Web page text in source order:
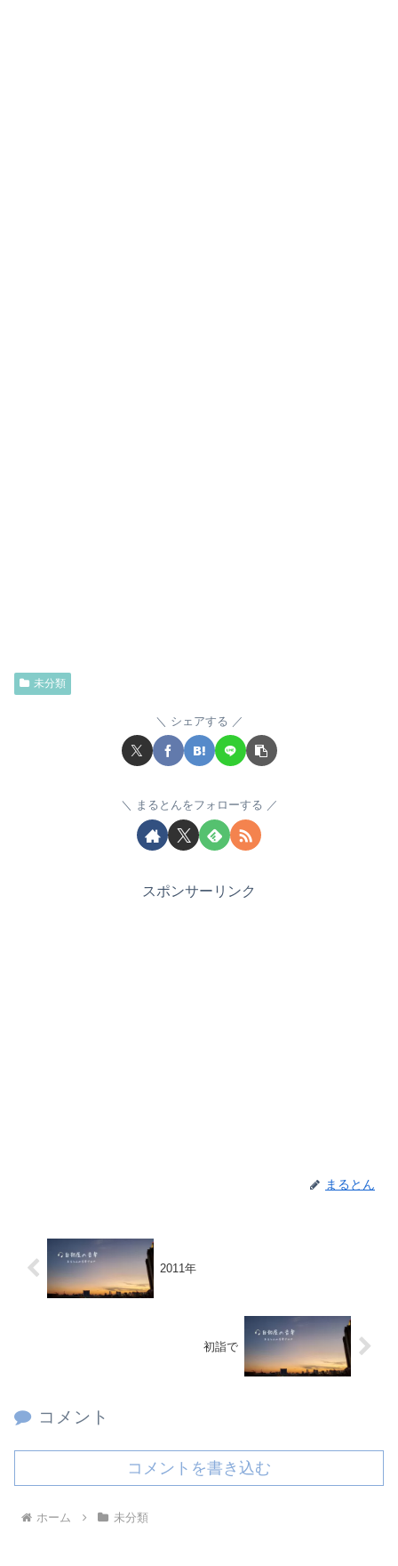
未分類
シェアする
まるとんをフォローする
スポンサーリンク
まるとん
2011年
初詣で
コメント
コメントを書き込む
ホーム 未分類